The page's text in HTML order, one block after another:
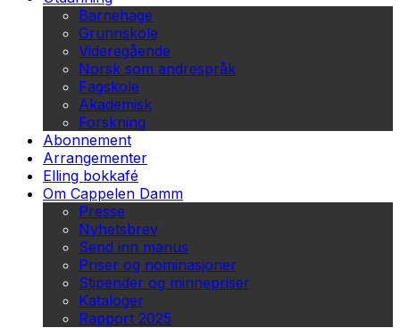
Barnehage
Grunnskole
Videregående
Norsk som andrespråk
Fagskole
Akademisk
Forskning
Abonnement
Arrangementer
Elling bokkafé
Om Cappelen Damm
Presse
Nyhetsbrev
Send inn manus
Priser og nominasjoner
Stipender og minnepriser
Kataloger
Rapport 2025